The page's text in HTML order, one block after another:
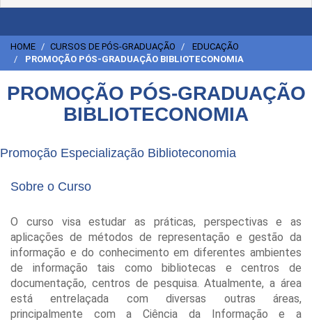
HOME CURSOS DE PÓS-GRADUAÇÃO
EDUCAÇÃO
PROMOÇÃO PÓS-GRADUAÇÃO BIBLIOTECONOMIA
PROMOÇÃO PÓS-GRADUAÇÃO
BIBLIOTECONOMIA
Promoção Especialização Biblioteconomia
Sobre o Curso
O curso visa estudar as práticas, perspectivas e as
aplicações de métodos de representação e gestão da
informação e do conhecimento em diferentes ambientes
de informação tais como bibliotecas e centros de
documentação, centros de pesquisa. Atualmente, a área
está entrelaçada com diversas outras áreas,
principalmente com a Ciência da Informação e a